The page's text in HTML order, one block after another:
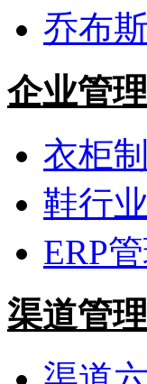
乔布
企业管理
衣柜
鞋行
ERP
渠道管理